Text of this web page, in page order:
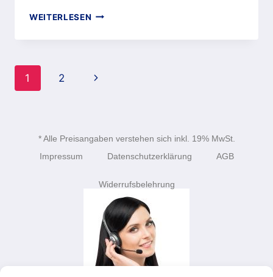
WEITERLESEN
1 2
* Alle Preisangaben verstehen sich inkl. 19% MwSt.
Impressum
Datenschutzerklärung AGB
Widerrufsbelehrung